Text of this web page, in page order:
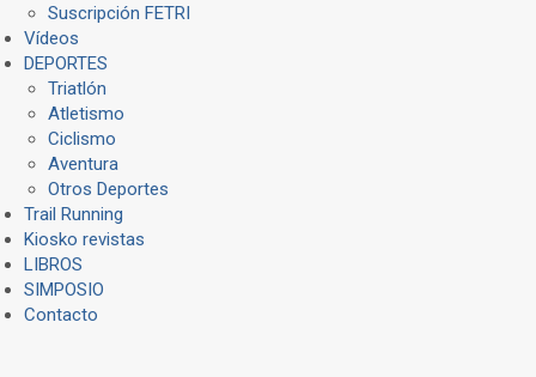
Suscripción FETRI
Vídeos
DEPORTES
Triatlón
Atletismo
Ciclismo
Aventura
Otros Deportes
Trail Running
Kiosko revistas
LIBROS
SIMPOSIO
Contacto